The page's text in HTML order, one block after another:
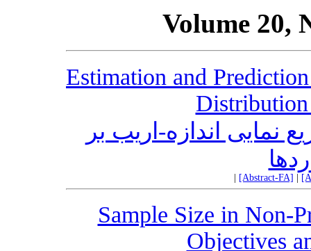
Volume 20,
Estimation and
Distribution
نمایی اندازه-اریب بر
[Abstract-FA]
Sample Size in Non-
Objectives